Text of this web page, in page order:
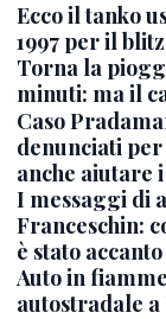
Ecco il tanko
1997 per il
Torna la
minuti: ma il
Caso
denunciati
anche aiutare
I messaggi di
Franceschin:
è stato
Auto in
autostradale